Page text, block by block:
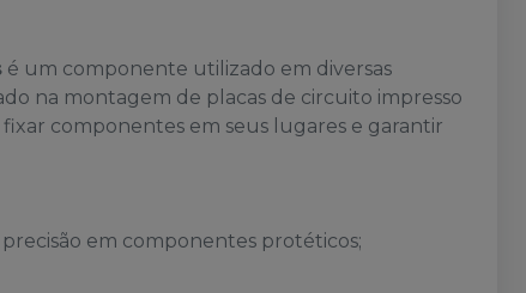
é um componente utilizado em diversas
na montagem de placas de circuito impresso
componentes em seus lugares e garantir
em componentes protéticos;